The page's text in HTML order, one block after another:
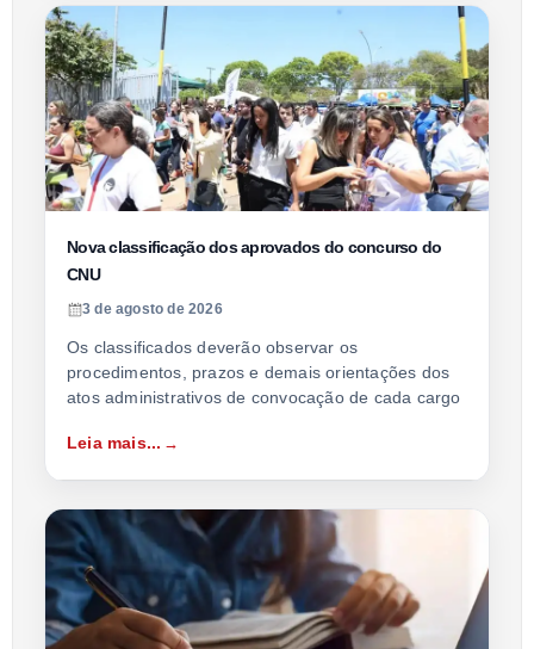
Nova classificação dos aprovados do concurso do
CNU
3 de agosto de 2026
Os classificados deverão observar os
procedimentos, prazos e demais orientações dos
atos administrativos de convocação de cada cargo
Leia mais...